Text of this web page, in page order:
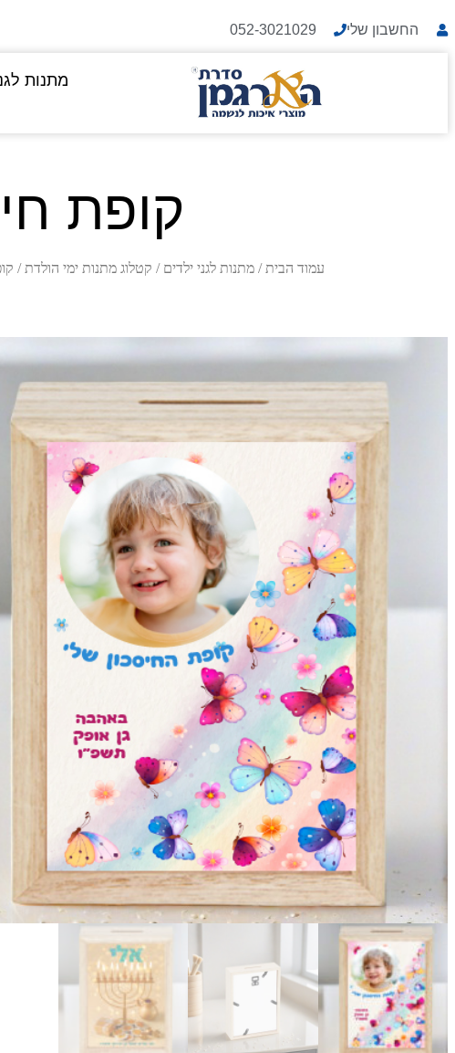
החשבון שלי 052-3021029
מתנות
קופת
עמוד הבית /מתנות לגני ילדים / קטלוג מתנות ימי הולדת /